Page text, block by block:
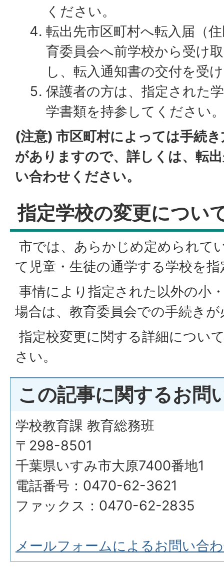
ください。
転出先市区町村へ転入届（
育委員会へ前学校から受け
し、転入通知書の交付を受
保護者の方は、指定された
学書類を持参してください
(注意) 市区町村によっては手続
がありますので、詳しくは、転
い合わせください。
指定学校の変更につい
市では、あらかじめ定められて
て児童・生徒の通学する学校を
事情により指定された以外の小
場合は、教育委員会での手続き
指定校変更に関する詳細につい
さい。
この記事に関するお問
学校教育課 教育総務班
〒298-8501
千葉県いすみ市大原7400番地1
電話番号：0470-62-3621
ファックス：0470-62-2835
メールフォームによるお問い合